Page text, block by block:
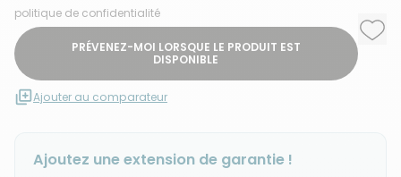
politique de confidentialité
PRÉVENEZ-MOI LORSQUE LE PRODUIT EST
DISPONIBLE
Ajouter au comparateur
Ajoutez une extension de garantie !